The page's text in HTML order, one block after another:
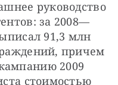
руководство
за 2008—
91,3 млн
причем
2009
стоимостью